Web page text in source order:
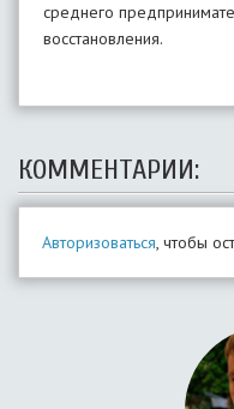
среднего
восстановления.
КОММЕНТАРИИ:
Авторизоваться, чтобы